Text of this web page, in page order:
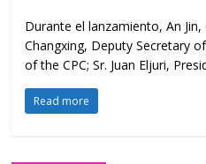
Durante el lanzamiento, An
Changxing, Deputy Secretary
of the CPC; Sr. Juan Eljuri,
Read more